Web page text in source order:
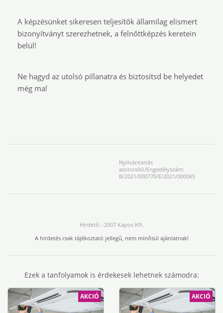
A képzésünket sikeresen teljesítők államilag elismert
bizonyítványt szerezhetnek, a felnőttképzés keretein
belül!
Ne hagyd az utolsó pillanatra és biztosítsd be helyedet
még ma!
Nyilvántartás
azonosító/Engedélyszám:
B/2021/000770/E/2021/000065
Hirdető: -2007 Kapos Kft.
A hirdetés csak tájékoztató jellegű, nem minősül ajánlatnak!
Ezek a tanfolyamok is érdekesek lehetnek számodra:
AKCIÓ AKCIÓ